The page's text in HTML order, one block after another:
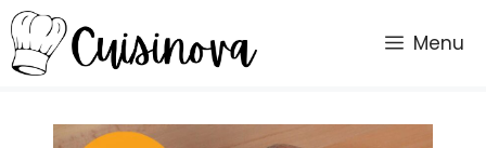
Vai
al
contenuto
Menu